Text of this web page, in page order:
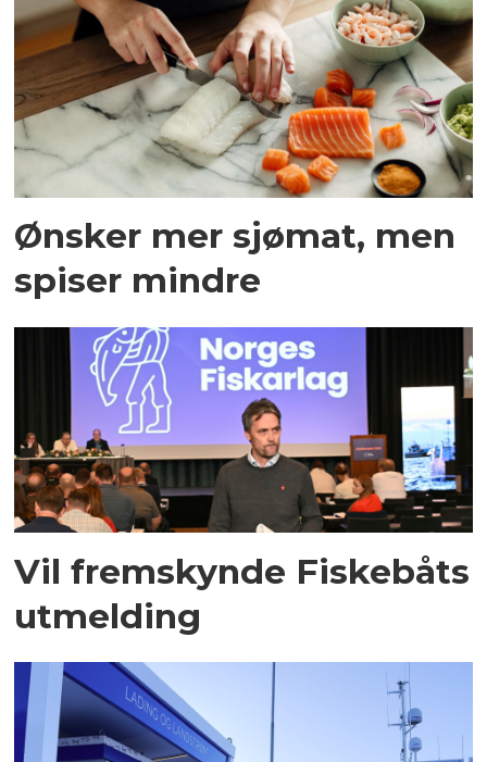
Ønsker mer sjømat, men
spiser mindre
Vil fremskynde Fiskebåts
utmelding